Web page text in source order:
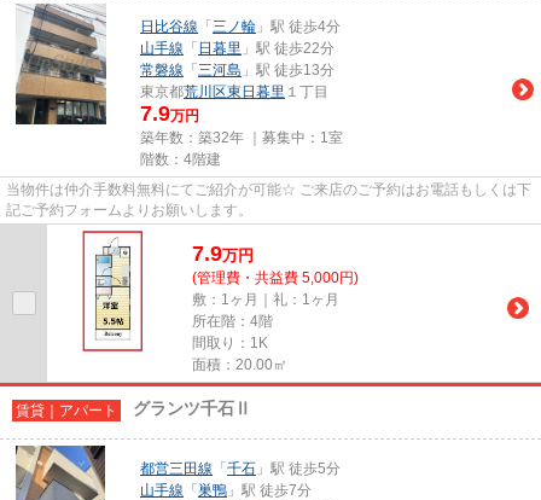
日比谷線 「 三ノ輪 」駅 徒歩4分
山手線 「 日暮里 」駅 徒歩22分
常磐線 「 三河島 」駅 徒歩13分
東京都荒川区東日暮里 １丁目
7.9万円
築年数：築32年 ｜募集中： 1室
階数：4階建
当物件は仲介手数料無料にてご紹介が可能☆ ご来店のご予約はお電話もしくは下
記ご予約フォームよりお願いします。
7.9万円
(管理費・共益費 5,000円)
敷：1ヶ月｜礼：1ヶ月
所在階：4階
間取り：1K
面積：20.00㎡
賃貸｜アパート グランツ千石Ⅱ
都営三田線 「 千石 」駅 徒歩5分
山手線 「 巣鴨 」駅 徒歩7分